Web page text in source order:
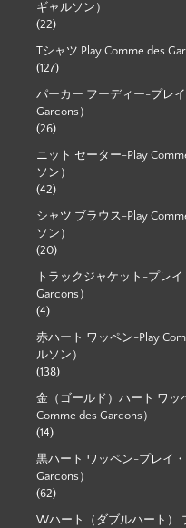
ギャルソン）
(22)
Tシャツ Play Comme des
(127)
パーカー フーディー-プレ
Garcons）
(26)
ニット セーター-Play
ソン）
(42)
シャツ ブラウス-Play
ソン）
(20)
トラックジャケット-プレ
Garcons）
(4)
赤ハート ワッペン-Play
ルソン）
(138)
金（ゴールド）ハート ワッ
Comme des Garcons）
(14)
黒ハート ワッペン-プレイ
Garcons）
(62)
Wハート（ダブルハート）